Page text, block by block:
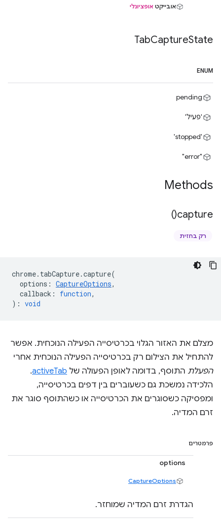
אובייקט אופציונלי
TabCaptureState
ENUM
pending
'פעיל'
'stopped'
"error"
Methods
capture(
)
רק בחזית
chrome. tabCapture.capture(
options : CaptureOptions,
callback : function,
) : void
מצלם את האזור הגלוי בכרטיסייה הפעילה הנוכחית. אפשר
להתחיל את הצילום רק בכרטיסייה הפעילה הנוכחית אחרי
הפעלת התוסף, בדומה לאופן הפעולה של activeTab
.
הלכידה נמשכת גם כשעוברים בין דפים בכרטיסייה,
ומפסיקה כשסוגרים את הכרטיסייה או כשהתוסף סוגר את
זרם המדיה.
פרמטרים
options
CaptureOptions
הגדרת זרם המדיה שמוחזר.